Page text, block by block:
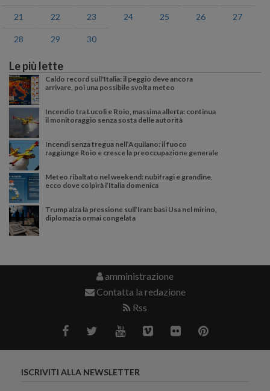
21 22 23 24 25 26 27
28 29 30
Le più lette
Caldo record sull'Italia: il peggio deve ancora
arrivare, poi una possibile svolta meteo
Incendio tra Lucoli e Roio, massima allerta: continua
il monitoraggio senza sosta delle autorità
Incendi senza tregua nell’Aquilano: il fuoco
raggiunge Roio e cresce la preoccupazione generale
Meteo ribaltato nel weekend: nubifragi e grandine,
ecco dove colpirà l’Italia domenica
Trump alza la pressione sull’Iran: basi Usa nel mirino,
diplomazia ormai congelata
amministrazione
Contatta la redazione
Rss
ISCRIVITI ALLA NEWSLETTER